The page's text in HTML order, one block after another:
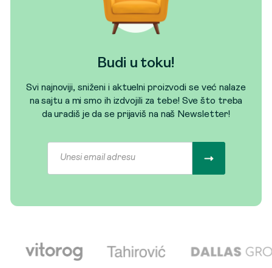
Budi u toku!
Svi najnoviji, sniženi i aktuelni proizvodi se već nalaze
na sajtu a mi smo ih izdvojili za tebe! Sve što treba
da uradiš je da se prijaviš na naš Newsletter!